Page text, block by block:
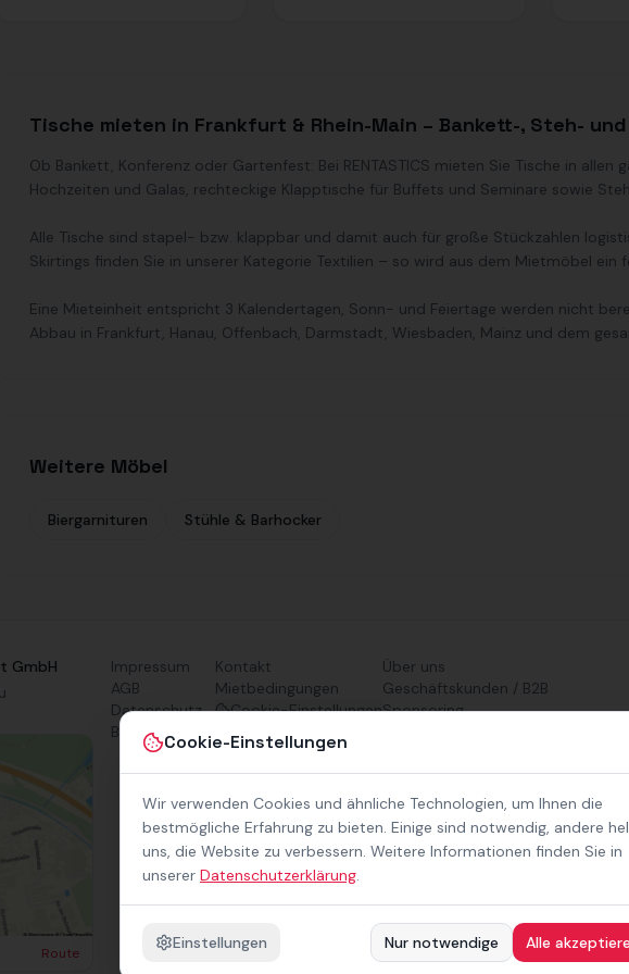
Cookie-Einstellungen
Wir verwenden Cookies und ähnliche Technologien, um Ihnen die
bestmögliche Erfahrung zu bieten. Einige sind notwendig, andere
uns, die Website zu verbessern. Weitere Informationen finden Sie in
unserer Datenschutzerklärung.
Einstellungen Nur notwendige Alle
Tische mieten in Frankfurt & Rhein-Main – Bankett-, Steh-
Ob Bankett, Konferenz oder Gartenfest: Bei RENTASTICS mieten Sie Tische in
Hochzeiten und Galas, rechteckige Klapptische für Buffets und Seminare sowie
Alle Tische sind stapel- bzw. klappbar und damit auch für große Stückzahlen
Skirtings finden Sie in unserer Kategorie Textilien – so wird aus dem Mietmöbel ein
Eine Mieteinheit entspricht 3 Kalendertagen, Sonn- und Feiertage werden nicht
Abbau in Frankfurt, Hanau, Offenbach, Darmstadt, Wiesbaden, Mainz und dem
Weitere Möbel
Biergarnituren Stühle & Barhocker
GmbH
Route
Impressum
AGB
Datenschutz
Barrierefreiheit
Kontakt
Mietbedingungen
Cookie-Einstellungen
Über uns
Geschäftskunden / B2B
Sponsoring